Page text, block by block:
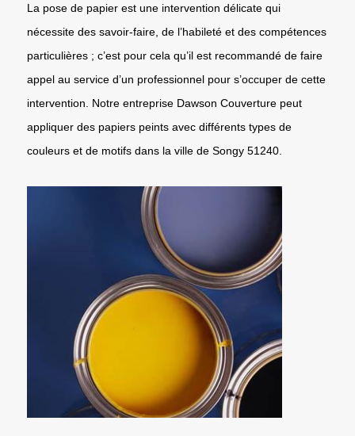
La pose de papier est une intervention délicate qui
nécessite des savoir-faire, de l’habileté et des compétences
particulières ; c’est pour cela qu’il est recommandé de faire
appel au service d’un professionnel pour s’occuper de cette
intervention. Notre entreprise Dawson Couverture peut
appliquer des papiers peints avec différents types de
couleurs et de motifs dans la ville de Songy 51240.